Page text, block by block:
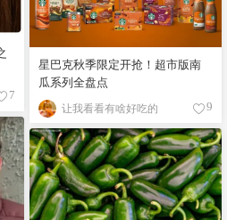
7
星巴克秋季限定开抢！超市版南
瓜系列全盘点
让我看看有啥好吃的 9